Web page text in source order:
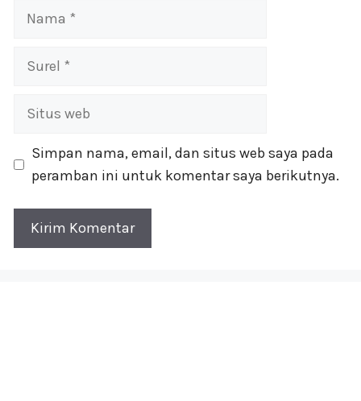
Nama
Surel
Situs
Simpan nama, email, dan situs web saya pada
peramban ini untuk komentar saya berikutnya.